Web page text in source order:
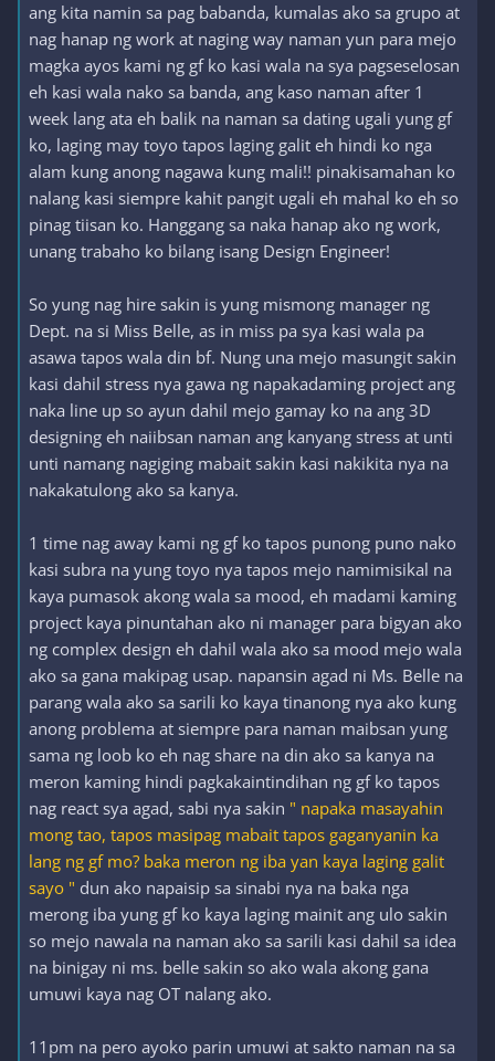
ang kita namin sa pag babanda, kumalas ako sa grupo at
nag hanap ng work at naging way naman yun para mejo
magka ayos kami ng gf ko kasi wala na sya pagseselosan
eh kasi wala nako sa banda, ang kaso naman after 1
week lang ata eh balik na naman sa dating ugali yung gf
ko, laging may toyo tapos laging galit eh hindi ko nga
alam kung anong nagawa kung mali!! pinakisamahan ko
nalang kasi siempre kahit pangit ugali eh mahal ko eh so
pinag tiisan ko. Hanggang sa naka hanap ako ng work,
unang trabaho ko bilang isang Design Engineer!
So yung nag hire sakin is yung mismong manager ng
Dept. na si Miss Belle, as in miss pa sya kasi wala pa
asawa tapos wala din bf. Nung una mejo masungit sakin
kasi dahil stress nya gawa ng napakadaming project ang
naka line up so ayun dahil mejo gamay ko na ang 3D
designing eh naiibsan naman ang kanyang stress at unti
unti namang nagiging mabait sakin kasi nakikita nya na
nakakatulong ako sa kanya.
1 time nag away kami ng gf ko tapos punong puno nako
kasi subra na yung toyo nya tapos mejo namimisikal na
kaya pumasok akong wala sa mood, eh madami kaming
project kaya pinuntahan ako ni manager para bigyan ako
ng complex design eh dahil wala ako sa mood mejo wala
ako sa gana makipag usap. napansin agad ni Ms. Belle na
parang wala ako sa sarili ko kaya tinanong nya ako kung
anong problema at siempre para naman maibsan yung
sama ng loob ko eh nag share na din ako sa kanya na
meron kaming hindi pagkakaintindihan ng gf ko tapos
nag react sya agad, sabi nya sakin " napaka masayahin
mong tao, tapos masipag mabait tapos gaganyanin ka
lang ng gf mo? baka meron ng iba yan kaya laging galit
sayo " dun ako napaisip sa sinabi nya na baka nga
merong iba yung gf ko kaya laging mainit ang ulo sakin
so mejo nawala na naman ako sa sarili kasi dahil sa idea
na binigay ni ms. belle sakin so ako wala akong gana
umuwi kaya nag OT nalang ako.
11pm na pero ayoko parin umuwi at sakto naman na sa